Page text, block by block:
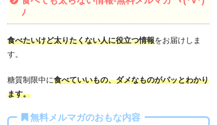
ﾉ
食べたいけど太りたくない人に役立つ情報をお届けしま
す。
糖質制限中に食べていいもの、ダメなものがパッとわかり
ます。
無料メルマガのおもな内容